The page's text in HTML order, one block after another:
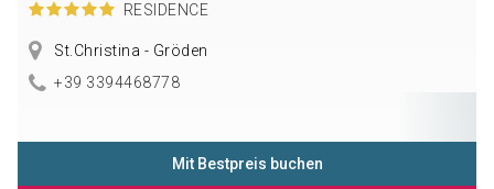
RESIDENCE
St.Christina - Gröden
+39 3394468778
Mit Bestpreis buchen